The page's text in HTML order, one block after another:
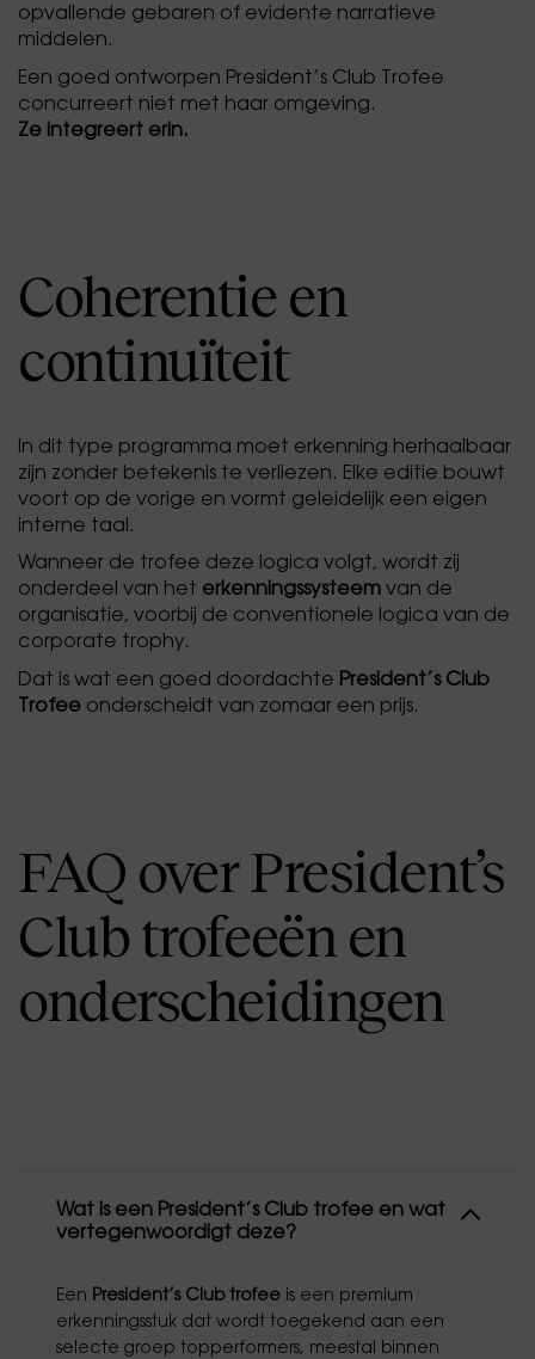
opvallende gebaren of evidente narratieve
middelen.
Een goed ontworpen President’s Club Trofee
concurreert niet met haar omgeving.
Ze integreert erin.
Coherentie en
continuïteit
In dit type programma moet erkenning herhaalbaar
zijn zonder betekenis te verliezen. Elke editie bouwt
voort op de vorige en vormt geleidelijk een eigen
interne taal.
Wanneer de trofee deze logica volgt, wordt zij
onderdeel van het erkenningssysteem van de
organisatie, voorbij de conventionele logica van de
corporate trophy.
Dat is wat een goed doordachte President’s Club
Trofee onderscheidt van zomaar een prijs.
FAQ over President’s
Club trofeeën en
onderscheidingen
Wat is een President’s Club trofee en wat
vertegenwoordigt deze?
Een President’s Club trofee is een premium
erkenningsstuk dat wordt toegekend aan een
selecte groep topperformers, meestal binnen